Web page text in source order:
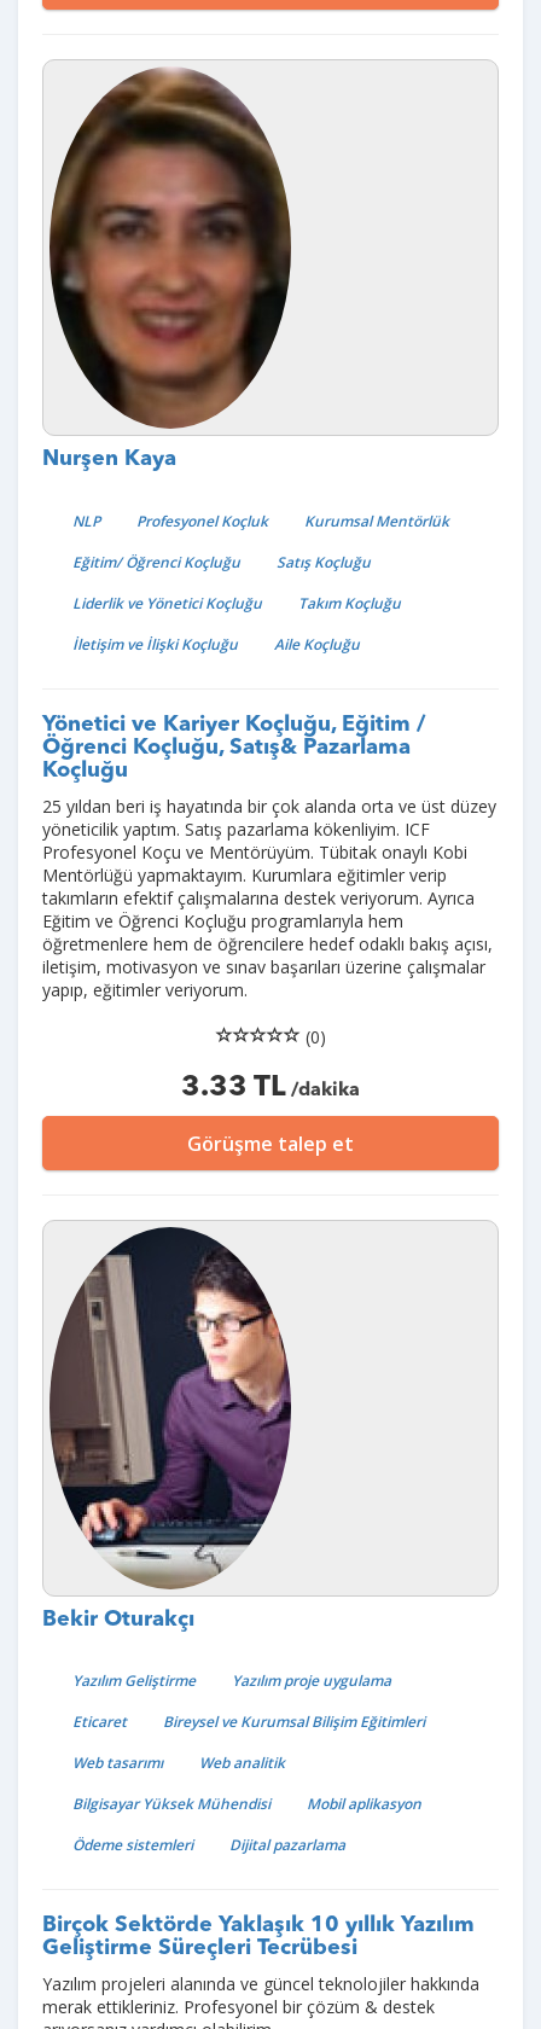
Nurşen Kaya
NLP Profesyonel Koçluk
Kurumsal Mentörlük
Eğitim/ Öğrenci Koçluğu
Satış Koçluğu
Liderlik ve Yönetici Koçluğu
Takım Koçluğu
İletişim ve İlişki Koçluğu
Aile Koçluğu
Yönetici ve Kariyer Koçluğu, Eğitim /
Öğrenci Koçluğu, Satış& Pazarlama
Koçluğu
25 yıldan beri iş hayatında bir çok alanda orta ve üst düzey
yöneticilik yaptım. Satış pazarlama kökenliyim. ICF
Profesyonel Koçu ve Mentörüyüm. Tübitak onaylı Kobi
Mentörlüğü yapmaktayım. Kurumlara eğitimler verip
takımların efektif çalışmalarına destek veriyorum. Ayrıca
Eğitim ve Öğrenci Koçluğu programlarıyla hem
öğretmenlere hem de öğrencilere hedef odaklı bakış açısı,
iletişim, motivasyon ve sınav başarıları üzerine çalışmalar
yapıp, eğitimler veriyorum.
(0)
3.33 TL /dakika
Görüşme talep et
Bekir Oturakçı
Yazılım Geliştirme
Yazılım proje uygulama
Eticaret
Bireysel ve Kurumsal Bilişim Eğitimleri
Web tasarımı
Web analitik
Bilgisayar Yüksek Mühendisi
Mobil aplikasyon
Ödeme sistemleri
Dijital pazarlama
Birçok Sektörde Yaklaşık 10 yıllık Yazılım
Geliştirme Süreçleri Tecrübesi
Yazılım projeleri alanında ve güncel teknolojiler hakkında
merak ettikleriniz. Profesyonel bir çözüm & destek